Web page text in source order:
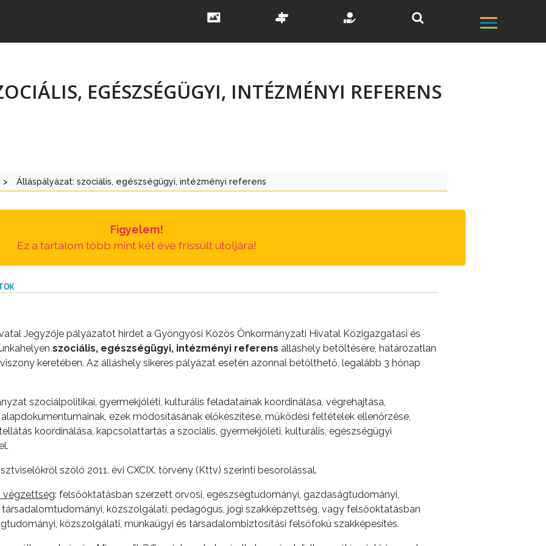
EGÉSZSÉGÜGYI, INTÉZMÉNYI REFERENS
> Álláspályázat: szociális, egészségügyi, intézményi referens
Figyelem!
Ez a tartalom több mint két éve frissült utoljára!
Jegyzője pályázatot hirdet a Gyöngyösi Közös Önkormányzati Hivatal Közigazgatási és
szociális, egészségügyi, intézményi referens álláshely betöltésére, határozatlan
keretében. Az álláshely sikeres pályázat esetén azonnal betölthető, legalább 3 hónap
szociálpolitikai, gyermekjóléti, kulturális feladatainak koordinálása, végrehajtása,
ezek módosításának előkészítése, működési feltételek ellenőrzése,
koordinálása, kapcsolattartás a szociális, gyermekjóléti, kulturális, egészségügyi
szóló 2011. évi CXCIX. törvény (Kttv) szerinti besorolással.
végzettség: felsőoktatásban szerzett orvosi, egészségtudományi, gazdaságtudományi,
közszolgálati, pedagógus, jogi szakképzettség, vagy felsőoktatásban
közszolgálati, munkaügyi és társadalombiztosítási felsőfokú szakképesítés.